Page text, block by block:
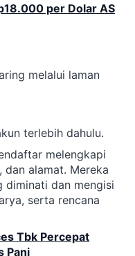
per Dolar AS
melalui laman
terlebih dahulu.
melengkapi
alamat. Mereka
diminati dan mengisi
serta rencana
Tbk Percepat
Pani